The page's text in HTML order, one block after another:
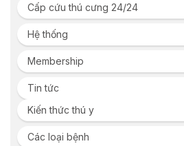
Cấp cứu thú cưng 24/24
Hệ thống
Membership
Tin tức
Kiến thức thú y
Các loại bệnh